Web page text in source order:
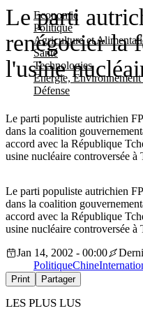
Economie
Politique
Agriculture et
Santé
Technologies
Energie, Environnement
Défense
Le parti
renégocier la
l'usine
Le parti populiste autrichien
dans la coalition
accord avec la République
usine nucléaire controversée à
Le parti populiste autrichien
dans la coalition
accord avec la République
usine nucléaire controversée à
Jan 14, 2002 - 00:00
PolitiqueChine
Print Partager
LES PLUS LUS